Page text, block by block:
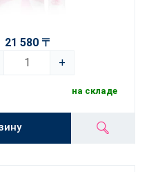
21 580 〒
+
на складе